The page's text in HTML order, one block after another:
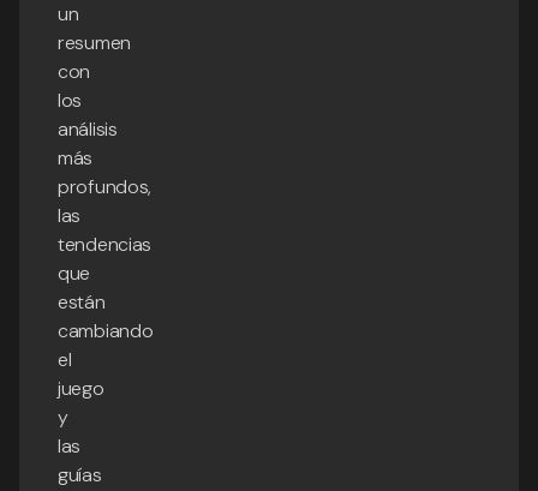
un
resumen
con
los
análisis
más
profundos,
las
tendencias
que
están
cambiando
el
juego
y
las
guías